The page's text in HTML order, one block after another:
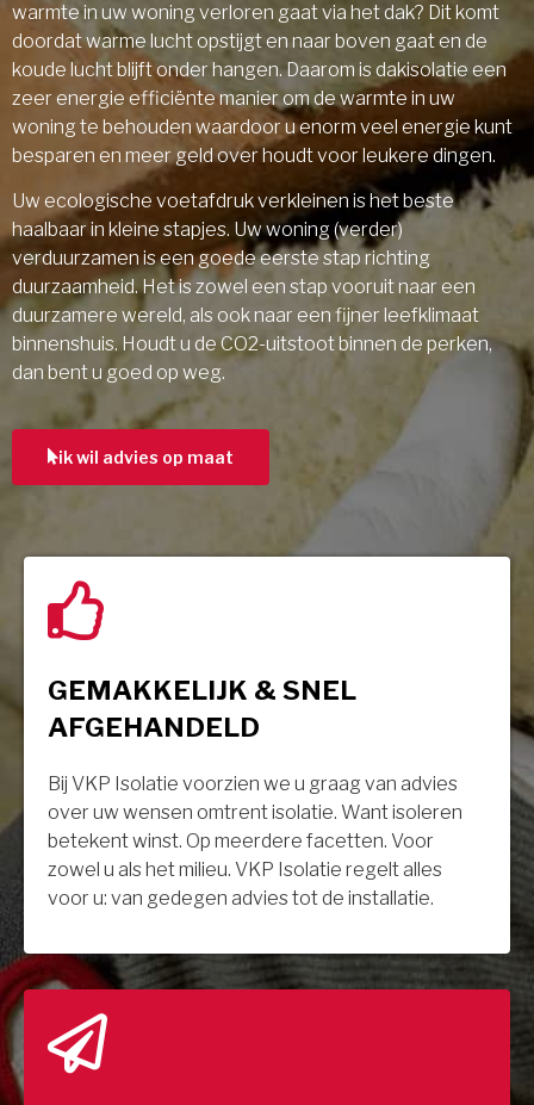
warmte in uw woning verloren gaat via het dak? Dit komt
doordat warme lucht opstijgt en naar boven gaat en de
koude lucht blijft onder hangen. Daarom is dakisolatie een
zeer energie efficiënte manier om de warmte in uw
woning te behouden waardoor u enorm veel energie kunt
besparen en meer geld over houdt voor leukere dingen.
Uw ecologische voetafdruk verkleinen is het beste
haalbaar in kleine stapjes. Uw woning (verder)
verduurzamen is een goede eerste stap richting
duurzaamheid. Het is zowel een stap vooruit naar een
duurzamere wereld, als ook naar een fijner leefklimaat
binnenshuis. Houdt u de CO2-uitstoot binnen de perken,
dan bent u goed op weg.
ik wil advies op maat
GEMAKKELIJK & SNEL
AFGEHANDELD
Bij VKP Isolatie voorzien we u graag van advies
over uw wensen omtrent isolatie. Want isoleren
betekent winst. Op meerdere facetten. Voor
zowel u als het milieu. VKP Isolatie regelt alles
voor u: van gedegen advies tot de installatie.